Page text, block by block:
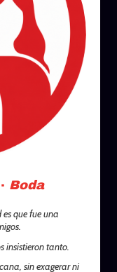
Boda
que fue una
insistieron tanto.
sin exagerar ni